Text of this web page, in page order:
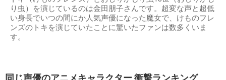
り虫）を演じているのは金田朋子さんです。超変な声と超低
い身長でいつの間にか人気声優になった魔女で、けものフレ
ンズのトキを演じていたことに驚いたファンは数多くいま
す。
同じ声優のアニメキャラクター 衝撃ランキング